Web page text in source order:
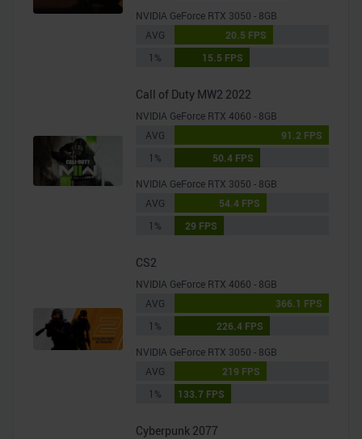
NVIDIA GeForce RTX 3050 - 8GB
AVG
20.5 FPS
1%
15.5 FPS
Call of Duty MW2 2022
NVIDIA GeForce RTX 4060 - 8GB
AVG
91.2 FPS
1%
50.4 FPS
NVIDIA GeForce RTX 3050 - 8GB
AVG
54.4 FPS
1%
29 FPS
CS2
NVIDIA GeForce RTX 4060 - 8GB
AVG
366.1 FPS
1%
226.4 FPS
NVIDIA GeForce RTX 3050 - 8GB
AVG
219 FPS
1%
133.7 FPS
Cyberpunk 2077